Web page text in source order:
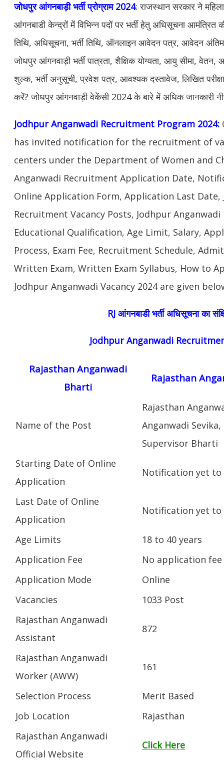
जोधपुर आंगनबाड़ी भर्ती प्रोग्राम 2024: राजस्थान सरकार ने
आंगनबाडी केन्द्रों में विभिन्न पदों पर भर्ती हेतु अधिसूचना
तिथि, अधिसूचना, भर्ती तिथि, ऑनलाइन आवेदन पत्र, आवेदन अंतिम
जोधपुर आंगनवाड़ी भर्ती पात्रता, शैक्षिक योग्यता, आयु सीमा,
शुल्क, भर्ती अनुसूची, प्रवेश पत्र, आवश्यक दस्तावेज, लिखित
करें? जोधपुर आंगनवाड़ी वेकेंसी 2024 के बारे में अधिक जानकारी
Jodhpur Anganwadi Recruitment Program 2024:
has invited notification for the recruitment of
centers under the Department of Women and
Anganwadi Recruitment Application Date,
Online Application Form, Application Last Date,
Recruitment Vacancy Posts, Jodhpur
Educational Qualification, Age Limit, Salary,
Process, Exam Fee, Recruitment Schedule,
Written Exam, Written Exam Syllabus, How to
Jodhpur Anganwadi Vacancy 2024 are given
RJ आंगनबाडी भर्ती अधिसूचना का
Jodhpur Anganwadi
Rajasthan Anganwadi
Bharti
Rajasthan
Name of the Post
Rajasthan
Anganwadi
Supervisor Bharti
Starting Date of Online
Application
Notification yet to
Last Date of Online
Application
Notification yet to
Age Limits
18 to 40 years
Application Fee
No application
Application Mode
Online
Vacancies
1033 Post
Rajasthan Anganwadi
Assistant
872
Rajasthan Anganwadi
Worker (AWW)
161
Selection Process
Merit Based
Job Location
Rajasthan
Rajasthan Anganwadi
Official Website
Click Here